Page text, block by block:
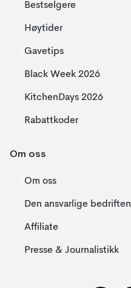
Bestselgere
Høytider
Gavetips
Black Week 2026
KitchenDays 2026
Rabattkoder
Om oss
Om oss
Den ansvarlige bedriften
Affiliate
Presse & Journalistikk